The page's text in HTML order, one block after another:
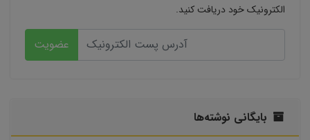
الکترونیک خود دریافت کنید.
عضویت
بایگانی نوشته‌ها